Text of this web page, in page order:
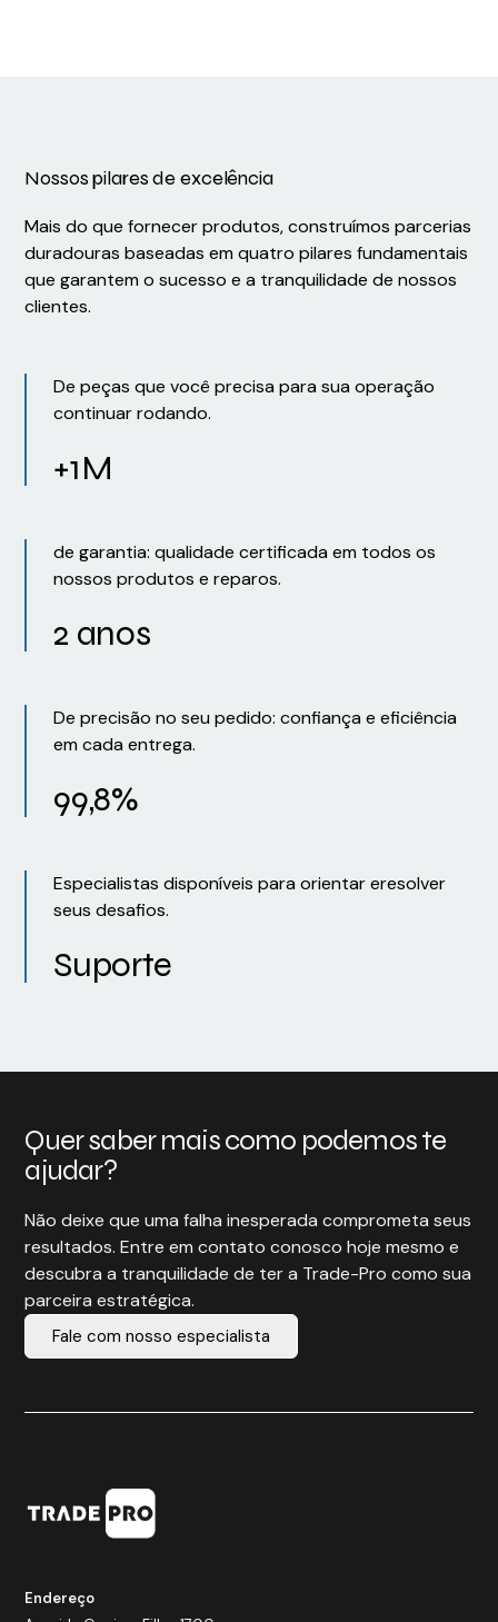
Nossos pilares de excelência
Mais do que fornecer produtos, construímos parcerias
duradouras baseadas em quatro pilares fundamentais
que garantem o sucesso e a tranquilidade de nossos
clientes.
De peças que você precisa para sua operação
continuar rodando.
+1M
de garantia: qualidade certificada em todos os
nossos produtos e reparos.
2 anos
De precisão no seu pedido: confiança e eficiência
em cada entrega.
99,8%
Especialistas disponíveis para orientar eresolver
seus desafios.
Suporte
Quer saber mais como podemos te
ajudar?
Não deixe que uma falha inesperada comprometa seus
resultados. Entre em contato conosco hoje mesmo e
descubra a tranquilidade de ter a Trade-Pro como sua
parceira estratégica.
Fale com nosso especialista
Endereço